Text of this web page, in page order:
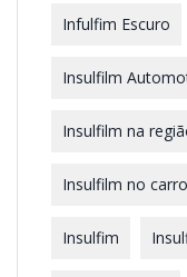
Infulfim Escuro
Insulfilm
Insulfilm na
Insulfilm no carro
Insulfim